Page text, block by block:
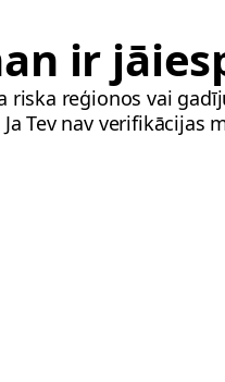
ir
riska reģionos vai
Tev nav